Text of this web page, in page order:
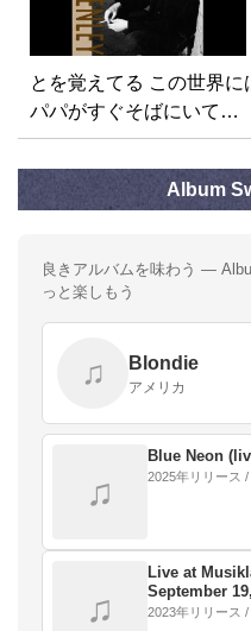
とを覚えてる この世界
パパがすぐそばにいて…
Album
良きアルバムを味わう —
っと楽しもう
♫ Blondie
アメリカ
♫
Blue Neon
2025年リリース /
♫
Live at
September
2023年リリース /